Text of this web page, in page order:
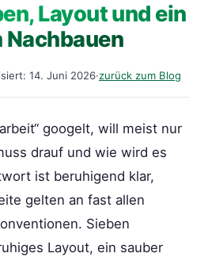
Layout und ein
Nachbauen
14. Juni 2026·zurück zum Blog
googelt, will meist nur
drauf und wie wird es
ist beruhigend klar,
gelten an fast allen
Sieben
Layout, ein sauber